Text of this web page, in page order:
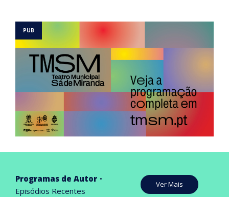
Programas de Autor
Episódios Recentes
Ver Mais